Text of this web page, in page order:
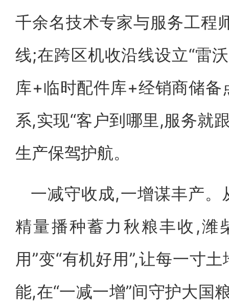
千余名技术专家与服务工程
线;在跨区机收沿线设立“雷
库+临时配件库+经销商储
系,实现“客户到哪里,服务就
生产保驾护航。
一减守收成,一增谋丰产
精量播种蓄力秋粮丰收,潍
用”变“有机好用”,让每一寸
能,在“一减一增”间守护大国